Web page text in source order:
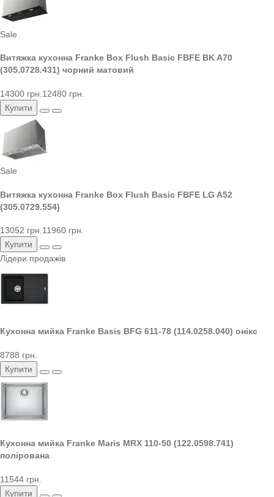
Sale
Витяжка кухонна Franke Box Flush Basic FBFE BK A70
(305.0728.431) чорний матовий
14300 грн. 12480 грн.
Купити
Sale
Витяжка кухонна Franke Box Flush Basic FBFE LG A52
(305.0729.554)
13052 грн.11960 грн.
Купити
Лідери продажів
Кухонна мийка Franke Basis BFG 611-78 (114.0258.040) онікс
8788 грн.
Купити
Кухонна мийка Franke Maris MRX 110-50 (122.0598.741)
полірована
11544 грн.
Купити